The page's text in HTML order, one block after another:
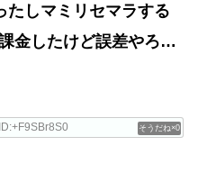
たしマミリセマラする
金したけど誤差やろ…
0
ID:+F9SBr8S0